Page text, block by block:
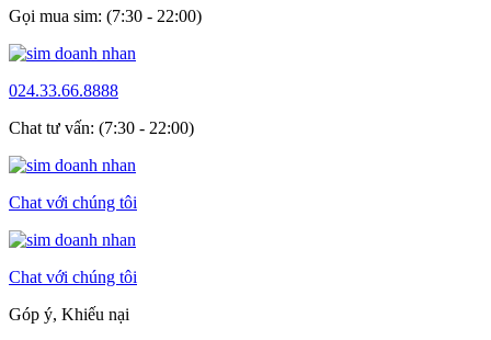
Gọi mua sim: (7:30 - 22:00)
024.33.66.8888
Chat tư vấn: (7:30 - 22:00)
Chat với chúng tôi
Chat với chúng tôi
Góp ý, Khiếu nại